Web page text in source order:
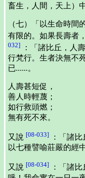
畜生，人間，天上）
（七）「以生命時
有限的。如果長壽者
032] ：「諸比丘，人
行梵行。生者決無不
已......。
人壽甚短促，
善人時輕蔑；
如行救頭燃；
無有死不來。
又說 [08-033] ：「諸
以七種譬喻莊嚴的經
又說 [08-034] ：「諸